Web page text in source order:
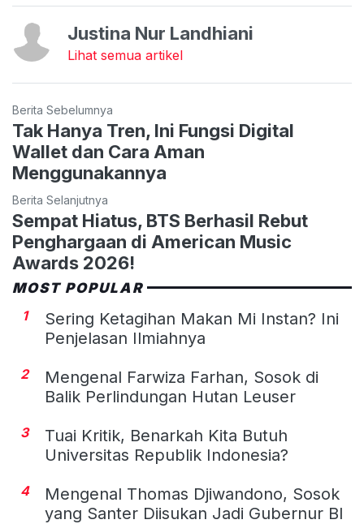
Justina Nur Landhiani
Lihat semua artikel
Berita Sebelumnya
Tak Hanya Tren, Ini Fungsi Digital
Wallet dan Cara Aman
Menggunakannya
Berita Selanjutnya
Sempat Hiatus, BTS Berhasil Rebut
Penghargaan di American Music
Awards 2026!
MOST POPULAR
1
Sering Ketagihan Makan Mi Instan? Ini
Penjelasan Ilmiahnya
2
Mengenal Farwiza Farhan, Sosok di
Balik Perlindungan Hutan Leuser
3
Tuai Kritik, Benarkah Kita Butuh
Universitas Republik Indonesia?
4
Mengenal Thomas Djiwandono, Sosok
yang Santer Diisukan Jadi Gubernur BI